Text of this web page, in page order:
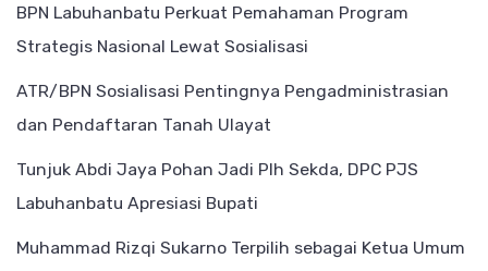
BPN Labuhanbatu Perkuat Pemahaman Program
Strategis Nasional Lewat Sosialisasi
ATR/BPN Sosialisasi Pentingnya Pengadministrasian
dan Pendaftaran Tanah Ulayat
Tunjuk Abdi Jaya Pohan Jadi Plh Sekda, DPC PJS
Labuhanbatu Apresiasi Bupati
Muhammad Rizqi Sukarno Terpilih sebagai Ketua Umum